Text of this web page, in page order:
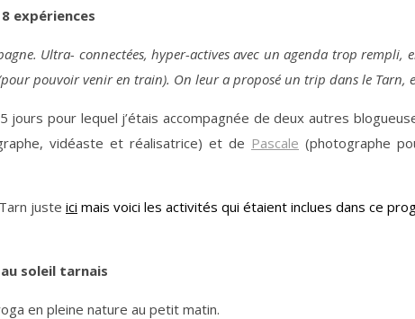
expériences
Ultra- connectées, hyper-actives avec un agenda trop rempli,
pouvoir venir en train). On leur a proposé un trip dans le Tarn,
jours pour lequel j’étais accompagnée de deux autres
vidéaste et réalisatrice) et de Pascale (photographe
juste ici mais voici les activités qui étaient inclues dans ce
soleil tarnais
en pleine nature au petit matin.